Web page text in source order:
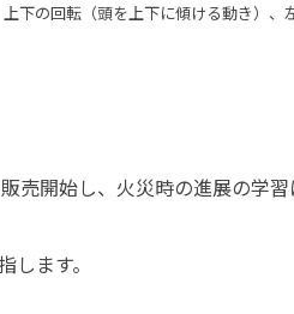
下の回転（頭を上下に傾ける動き）、
開始し、火災時の進展の学習
ます。